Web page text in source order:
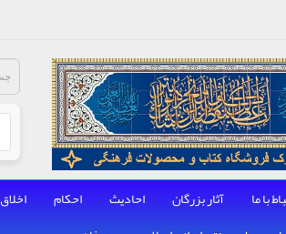
با ما آثار بزرگان احادیث احکام اخلاق